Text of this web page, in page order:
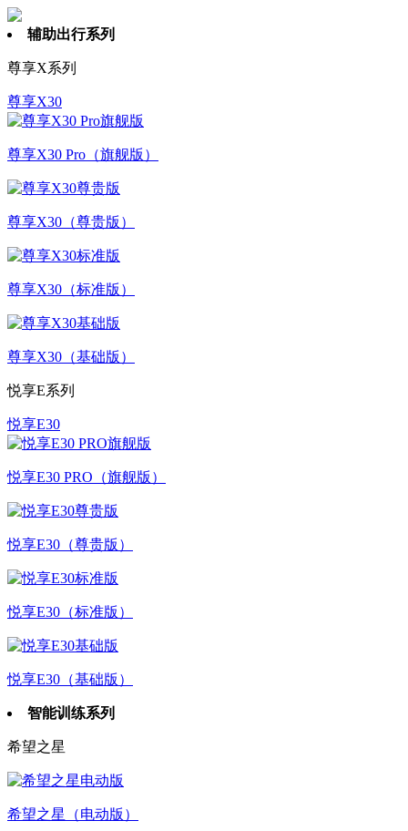
辅助出行系列
尊享X系列
尊享X30
尊享X30 Pro（旗舰版）
尊享X30（尊贵版）
尊享X30（标准版）
尊享X30（基础版）
悦享E系列
悦享E30
悦享E30 PRO（旗舰版）
悦享E30（尊贵版）
悦享E30（标准版）
悦享E30（基础版）
智能训练系列
希望之星
希望之星（电动版）